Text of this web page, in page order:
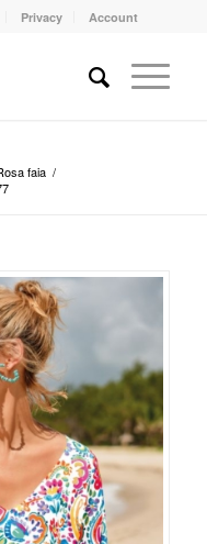
Privacy Account
faia /